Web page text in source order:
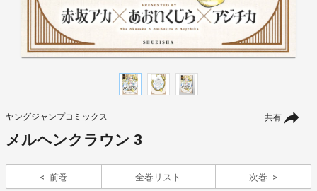
共有
ヤングジャンプコミックス
メルヘンクラウン 3
前巻 全巻リスト 次巻